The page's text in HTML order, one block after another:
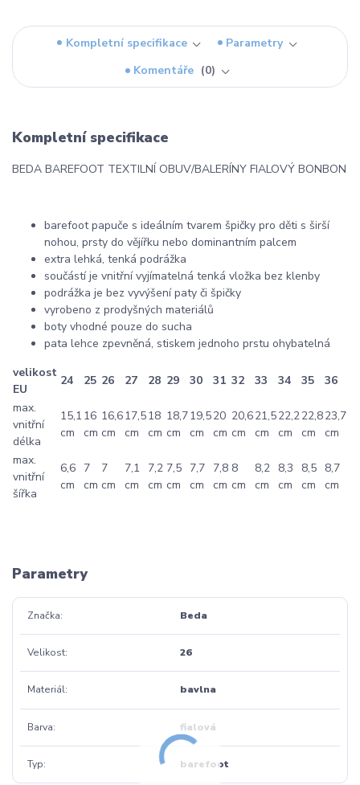
Kompletní specifikace
Parametry
Komentáře
0
Kompletní specifikace
BEDA BAREFOOT TEXTILNÍ OBUV/BALERÍNY FIALOVÝ BONBON
barefoot papuče s ideálním tvarem špičky pro děti s širší
nohou, prsty do vějířku nebo dominantním palcem
extra lehká, tenká podrážka
součástí je vnitřní vyjímatelná tenká vložka bez klenby
podrážka je bez vyvýšení paty či špičky
vyrobeno z prodyšných materiálů
boty vhodné pouze do sucha
pata lehce zpevněná, stiskem jednoho prstu ohybatelná
velikost
EU
24 25 26 27 28 29 30 31 32 33 34 35
36
max.
vnitřní
délka
15,1
cm
16
cm
16,6
cm
17,5
cm
18
cm
18,7
cm
19,5
cm
20
cm
20,6
cm
21,5
cm
22,2
cm
22,8
cm
23,7
cm
max.
vnitřní
šířka
6,6
cm
7
cm
7
cm
7,1
cm
7,2
cm
7,5
cm
7,7
cm
7,8
cm
8
cm
8,2
cm
8,3
cm
8,5
cm
8,7
cm
Parametry
Značka Beda
Velikost 26
Materiál bavlna
Barva fialová
Typ barefoot